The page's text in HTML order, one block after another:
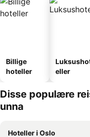
Billige
hoteller
eller
Disse populære
unna
Hoteller i Oslo